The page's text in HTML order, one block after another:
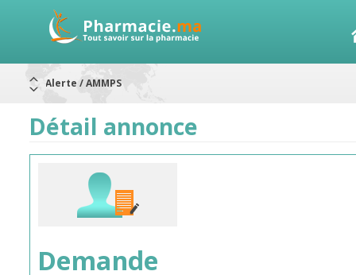
Aureomycine ophtalmique : Rappel de lots
RAPPELS DE LOTS
Rappel de lots : ANTITOXINE TÉTANIQUE 1500.
Détail annonce
Demande